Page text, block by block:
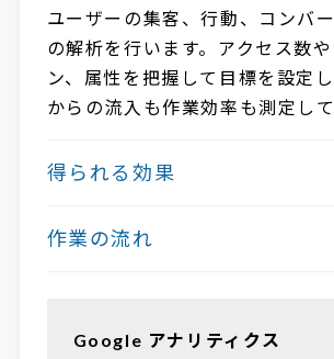
ユーザーの集客、行動、コンバ
の解析を行います。アクセス数
ン、属性を把握して目標を設定
からの流入も作業効率も測定して
得られる効果
作業の流れ
Google アナリティクス